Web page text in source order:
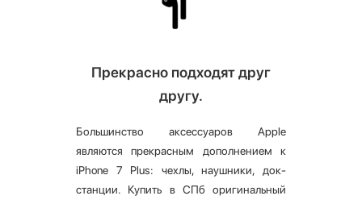
Прекрасно подходят друг
другу.
Большинство аксессуаров Apple
являются прекрасным дополнением к
iPhone 7 Plus: чехлы, наушники, док-
станции. Купить в СПб оригинальный